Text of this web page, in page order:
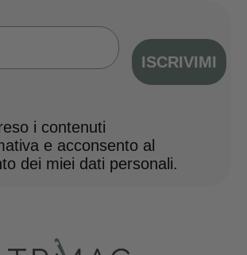
ISCRIVIMI
i contenuti
e acconsento al
dei miei dati personali.